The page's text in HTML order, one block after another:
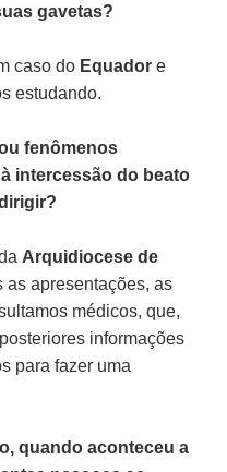
gavetas?
caso do Equador e
estudando.
fenômenos
intercessão do beato
Arquidiocese de
as apresentações, as
médicos, que,
informações
para fazer uma
quando aconteceu a